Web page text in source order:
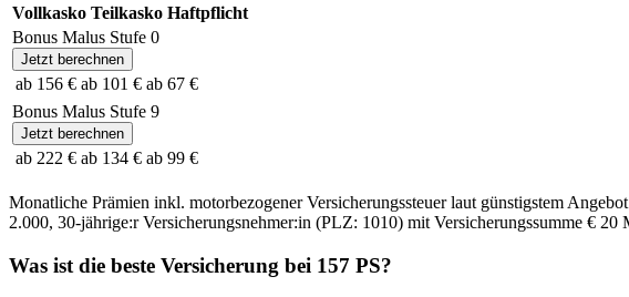
Vollkasko Teilkasko Haftpflicht
Bonus Malus Stufe 0
Jetzt berechnen
ab 156 € ab 101 € ab 67 €
Bonus Malus Stufe 9
Jetzt berechnen
ab 222 € ab 134 € ab 99 €
Monatliche Prämien inkl. motorbezogener Versicherungssteuer laut günstigstem
2.000, 30-jährige:rVersicherungsnehmer:in (PLZ: 1010) mit Versicherungssumme € 20
Was ist die beste Versicherung bei 157 PS?